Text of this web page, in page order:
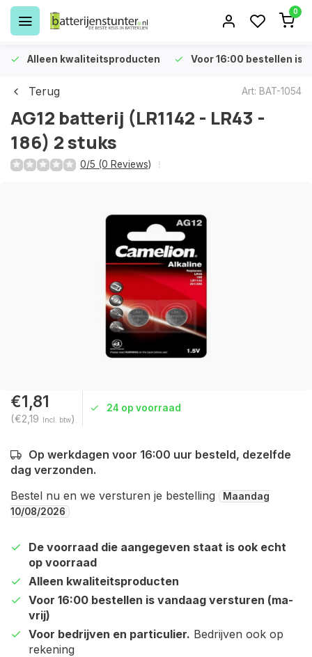
0
Alleen kwaliteitsproducten Voor 16:00 bestellen is
Terug Art: BAT-1054
AG12 batterij (LR1142 - LR43 -
186) 2 stuks
0/5 (0 Reviews)
€1,81
(€2,19 Incl. btw)
24 op voorraad
Op werkdagen voor 16:00 uur besteld, dezelfde
dag verzonden.
Bestel nu en we versturen je bestelling
Maandag
10/08/2026
De voorraad die aangegeven staat is ook echt
op voorraad
Alleen kwaliteitsproducten
Voor 16:00 bestellen is vandaag versturen (ma-
vrij)
Voor bedrijven en particulier. Bedrijven ook op
rekening